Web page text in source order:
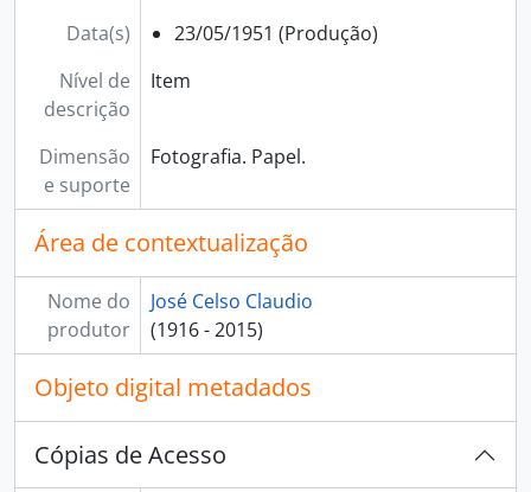
Data(s)
23/05/1951 (Produção)
Nível de
descrição
Item
Dimensão
e suporte
Fotografia. Papel.
Área de contextualização
Nome do
produtor
José Celso Claudio
(1916 - 2015)
Objeto digital metadados
Cópias de Acesso